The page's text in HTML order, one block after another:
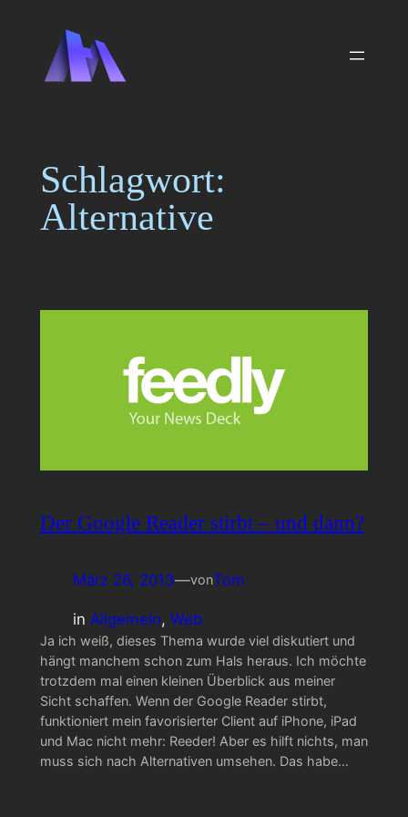
springen
Schlagwort:
Alternative
Der Google Reader stirbt – und dann?
März 26, 2013—vonTom
in Allgemein, Web
Ja ich weiß, dieses Thema wurde viel diskutiert und
hängt manchem schon zum Hals heraus. Ich möchte
trotzdem mal einen kleinen Überblick aus meiner
Sicht schaffen. Wenn der Google Reader stirbt,
funktioniert mein favorisierter Client auf iPhone, iPad
und Mac nicht mehr: Reeder! Aber es hilft nichts, man
muss sich nach Alternativen umsehen. Das habe…